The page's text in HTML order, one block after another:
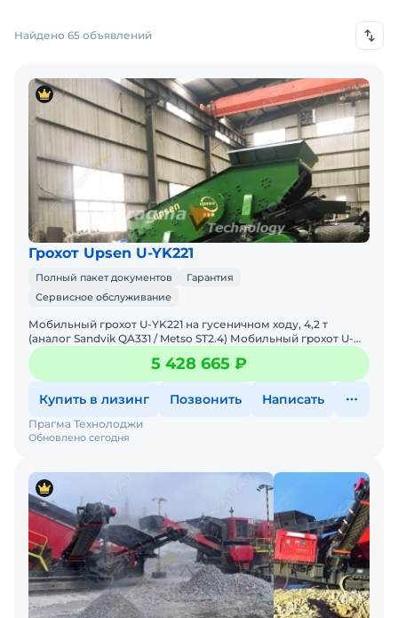
Найдено 65 объявлений
Грохот Upsen U-YK221
Полный пакет документов
Гарантия
Сервисное обслуживание
Мобильный грохот U-YK221 на гусеничном ходу, 4,2 т
(аналог Sandvik QA331 / Metso ST2.4) Мобильный грохот U-
YK221 на гусеничном шасси - это компактная и высокоэ
5 428 665 ₽
Купить в лизинг Позвонить Написать
Обновлено сегодня
Прагма Технолоджи